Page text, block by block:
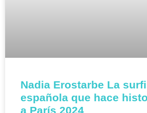
Nadia Erostarbe La
española que hace
a París 2024